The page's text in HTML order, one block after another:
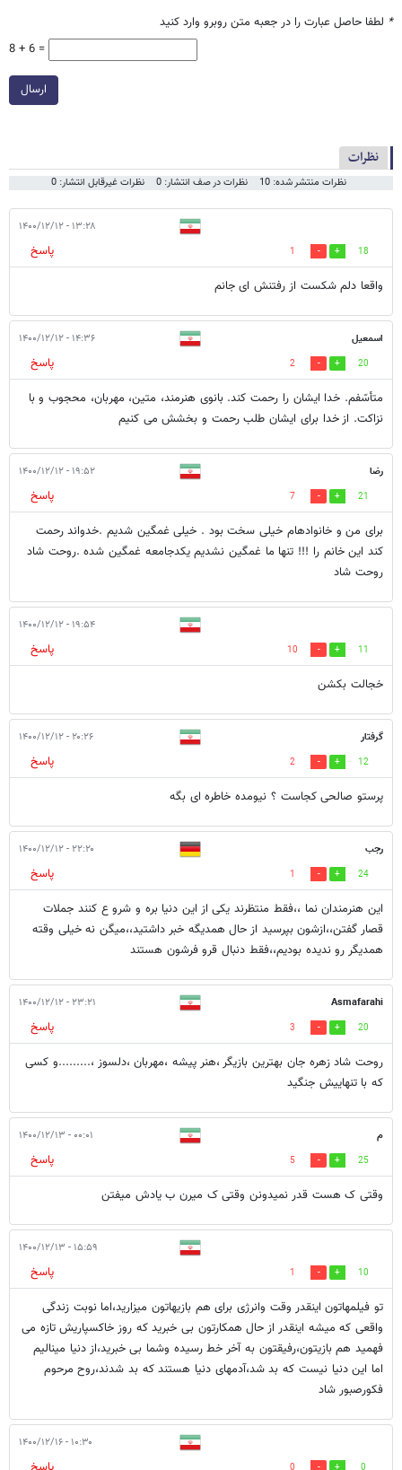
* لطفا حاصل عبارت را در جعبه متن روبرو وارد کنید
8 + 6 =
ارسال
نظرات
نظرات منتشر شده: 10 نظرات در صف انتشار: 0 نظرات غیرقابل انتشار: 0
۱۳:۲۸ - ۱۴۰۰/۱۲/۱۲
18
1
پاسخ
واقعا دلم شکست از رفتنش ای جانم
اسمعیل ۱۴:۳۶ - ۱۴۰۰/۱۲/۱۲
20
2
پاسخ
متأسّفم. خدا ایشان را رحمت کند. بانوی هنرمند، متین، مهربان، محجوب و با
نزاکت. از خدا برای ایشان طلب رحمت و بخشش می کنیم
رضا ۱۹:۵۲ - ۱۴۰۰/۱۲/۱۲
21
7
پاسخ
برای من و خانوادهام خیلی سخت بود . خیلی غمگین شدیم .خدواند رحمت
کند این خانم را !!! تنها ما غمگین نشدیم یکدجامعه غمگین شده .روحت شاد
روحت شاد
۱۹:۵۴ - ۱۴۰۰/۱۲/۱۲
11
10
پاسخ
خجالت بکشن
گرفتار ۲۰:۲۶ - ۱۴۰۰/۱۲/۱۲
12
2
پاسخ
پرستو صالحی کجاست ؟ نیومده خاطره ای بگه
رجب ۲۲:۲۰ - ۱۴۰۰/۱۲/۱۲
24
1
پاسخ
این هنرمندان نما ،،فقط منتظرند یکی از این دنیا بره و شرو ع کنند جملات
قصار گفتن،،ازشون بپرسید از حال همدیگه خبر داشتید،،میگن نه خیلی وقته
همدیگر رو ندیده بودیم،،فقط دنبال قرو فرشون هستند
Asmafarahi ۲۳:۲۱ - ۱۴۰۰/۱۲/۱۲
20
3
پاسخ
روحت شاد زهره جان بهترین بازیگر ،هنر پیشه ،مهربان ،دلسوز ،.........و کسی
که با تنهاییش جنگید
م ۰۰:۰۱ - ۱۴۰۰/۱۲/۱۳
25
5
پاسخ
وقتی ک هست قدر نمیدونن وقتی ک میرن ب یادش میفتن
۱۵:۵۹ - ۱۴۰۰/۱۲/۱۳
10
1
پاسخ
تو فیلمهاتون اینقدر وقت وانرژی برای هم بازیهاتون میزارید،اما نوبت زندگی
واقعی که میشه اینقدر از حال همکارتون بی خبرید که روز خاکسپاریش تازه می
فهمید هم بازیتون،رفیقتون به آخر خط رسیده وشما بی خبرید،از دنیا مینالیم
اما این دنیا نیست که بد شد،آدمهای دنیا هستند که بد شدند،روح مرحوم
فکورصبور شاد
۱۰:۳۰ - ۱۴۰۰/۱۲/۱۶